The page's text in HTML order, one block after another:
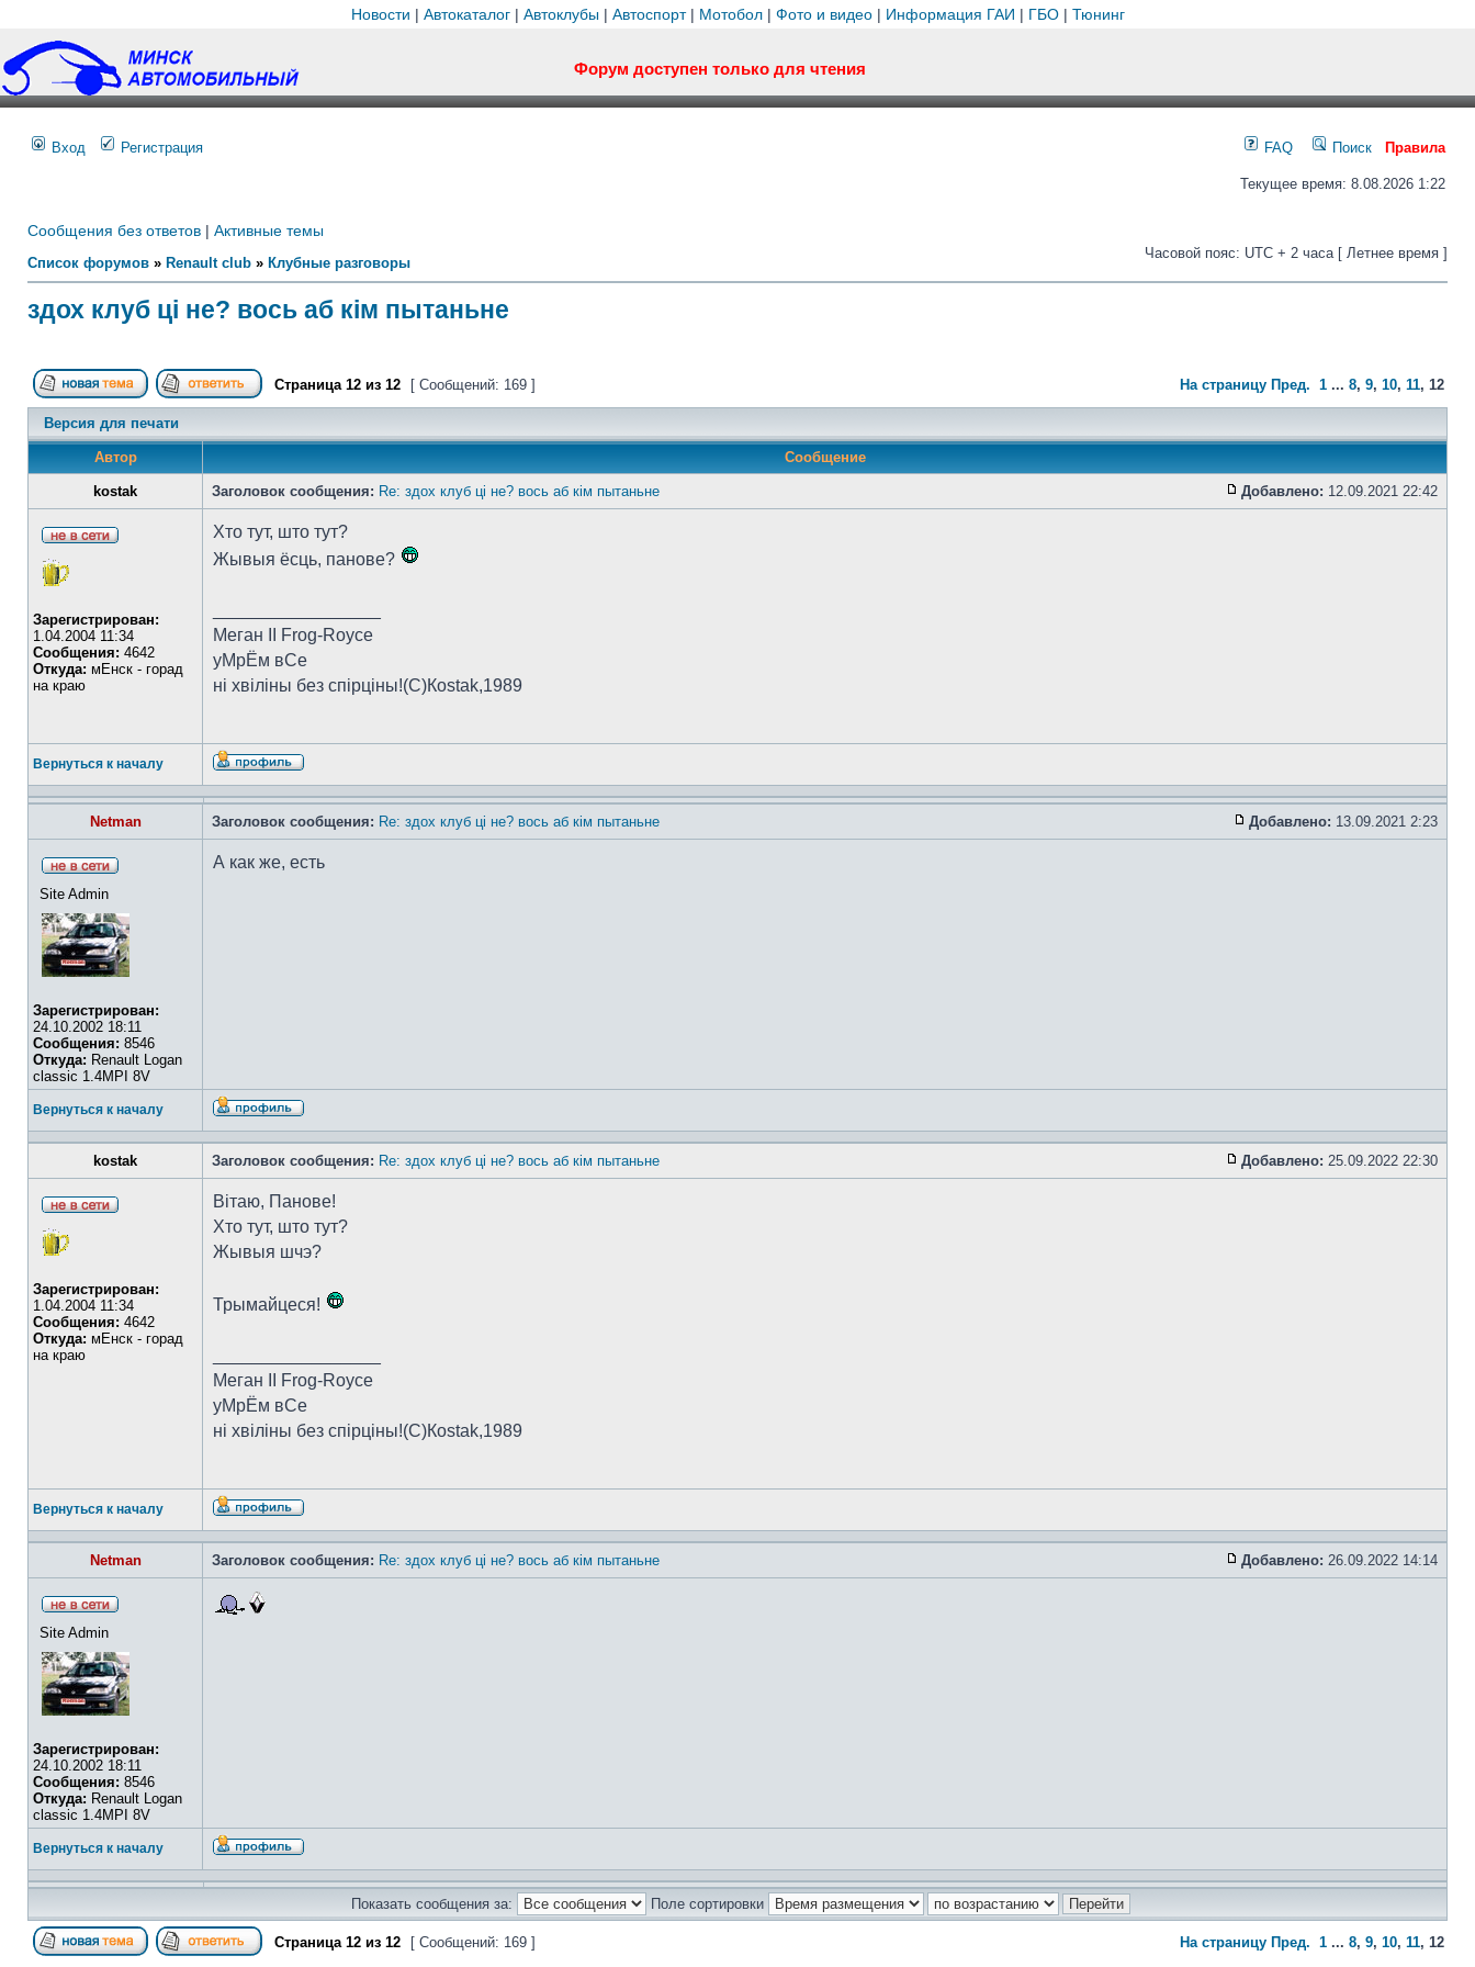
Новости | Автокаталог| Автоклубы| Автоспорт| Мотобол| Фото и видео| Информация ГАИ | ГБО| Тюнинг
Форум доступен только для чтения
Вход Регистрация FAQ Поиск Правила
Текущее время: 8.08.2026 1:22
Сообщения без ответов | Активные темы
Список форумов » Renault club » Клубные разговоры
Часовой пояс: UTC + 2 часа [ Летнее время ]
здох клуб ці не? вось аб кім пытаньне
Страница 12 из 12 [ Сообщений: 169 ] На страницу Пред. 1 ... 8, 9, 10, 11, 12
Версия для печати
Автор Сообщение
kostak Заголовок сообщения: Re: здох клуб ці не? вось аб кім пытаньне Добавлено: 12.09.2021 22:42
Зарегистрирован:
1.04.2004 11:34
Сообщения: 4642
Откуда: мЕнск - горад
на краю
Хто тут, што тут?
Жывыя ёсць, панове?
Меган II Frog-Royce
уМрЁм вСе
ні хвіліны без спірціны!(C)Коstak,1989
Вернуться к началу
Netman Заголовок сообщения: Re: здох клуб ці не? вось аб кім пытаньне Добавлено: 13.09.2021 2:23
Site Admin
Зарегистрирован:
24.10.2002 18:11
Сообщения: 8546
Откуда: Renault Logan
classic 1.4MPI 8V
А как же, есть
Вернуться к началу
kostak Заголовок сообщения: Re: здох клуб ці не? вось аб кім пытаньне Добавлено: 25.09.2022 22:30
Зарегистрирован:
1.04.2004 11:34
Сообщения: 4642
Откуда: мЕнск - горад
на краю
Вітаю, Панове!
Хто тут, што тут?
Жывыя шчэ?
Трымайцеся!
Меган II Frog-Royce
уМрЁм вСе
ні хвіліны без спірціны!(C)Коstak,1989
Вернуться к началу
Netman Заголовок сообщения: Re: здох клуб ці не? вось аб кім пытаньне Добавлено: 26.09.2022 14:14
Site Admin
Зарегистрирован:
24.10.2002 18:11
Сообщения: 8546
Откуда: Renault Logan
classic 1.4MPI 8V
Вернуться к началу
Показать сообщения за: Поле сортировки
Страница 12 из 12 [ Сообщений: 169 ] На страницу Пред. 1 ... 8, 9, 10, 11, 12